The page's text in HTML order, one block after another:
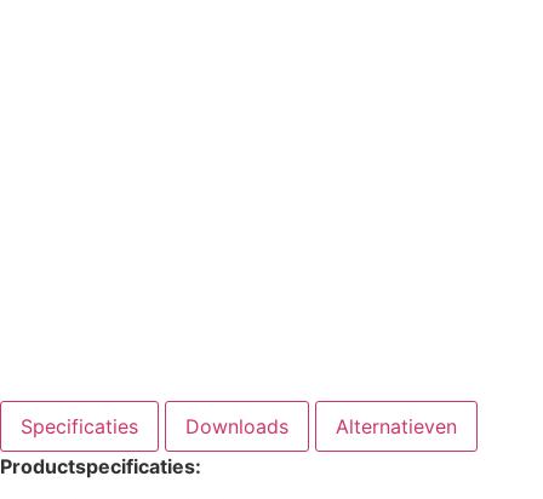
Specificaties Downloads
Alternatieven
Productspecificaties: